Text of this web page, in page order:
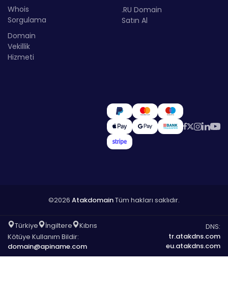
Whois
Sorgulama
Domain
Vekillik
Hizmeti
.RU Domain
Satın Al
©2026 AtakdomainTüm hakları saklıdır.
Türkiye İngiltere
Kıbrıs
Kötüye Kullanım Bildir:
domain@apiname.com
DNS:
tr.atakdns.com
eu.atakdns.com